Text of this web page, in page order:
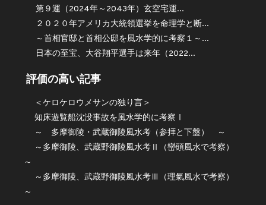
第９運（2024年～2043年）玄空宅運...
２０２０年アメリカ大統領選挙を命理学と断...
～首相官邸と首相公邸を風水学的に考察１～...
日本の至宝、大谷翔平選手は来年（2022...
評価の高い記事
＜ケロケロウメサンの独り言＞
知床遊覧船沈没事故を風水学的に考察Ⅰ
～ 多摩御陵・武蔵御陵風水考（参拝と下盤） ～
～多摩御陵、武蔵野御陵風水考Ⅱ（巒頭風水で考察）
～
～多摩御陵、武蔵野御陵風水考Ⅲ（理氣風水で考察）
～